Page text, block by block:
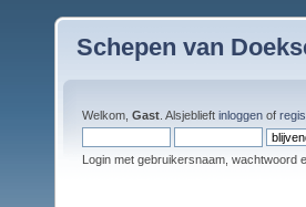
Schepen van
Welkom, Gast . Alsjeblieft inloggen of
Login met gebruikersnaam, wachtwoord